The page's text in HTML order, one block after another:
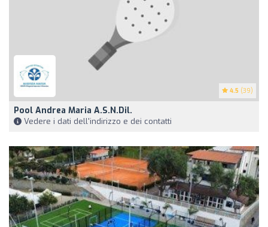
4.5 (39)
Pool Andrea Maria A.S.N.Dil.
Vedere i dati dell'indirizzo e dei contatti